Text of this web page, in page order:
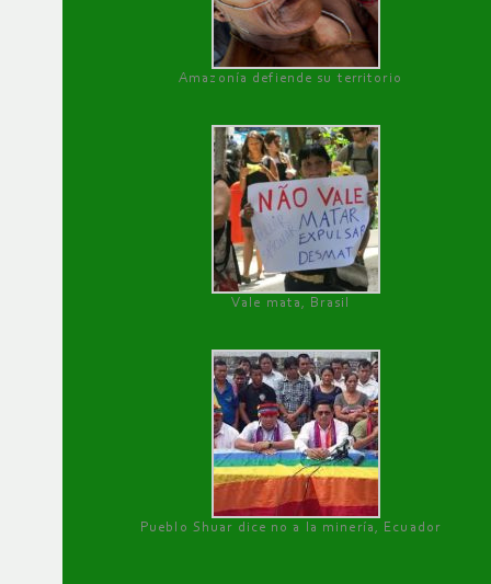
Amazonía defiende su territorio
Vale mata, Brasil
Pueblo Shuar dice no a la minería, Ecuador